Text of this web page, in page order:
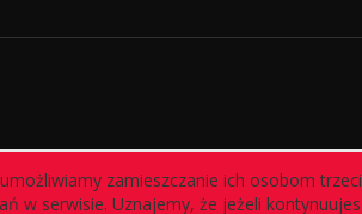
zamieszczanie ich osobom
w serwisie. Uznajemy, że jeżeli